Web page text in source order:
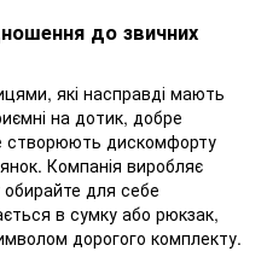
до звичних
які насправді мають
на дотик, добре
створюють дискомфорту
Компанія виробляє
обирайте для себе
в сумку або рюкзак,
дорогого комплекту.